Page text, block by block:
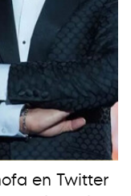
en Twitter